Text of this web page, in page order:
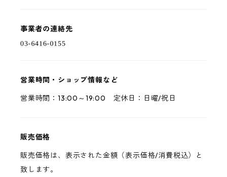
事業者の連絡先
営業時間・ショップ情報など
営業時間：13:00～19:00 定休日：日曜/祝日
販売価格
販売価格は、表示された金額（表示価格/消費税込）と
致します。